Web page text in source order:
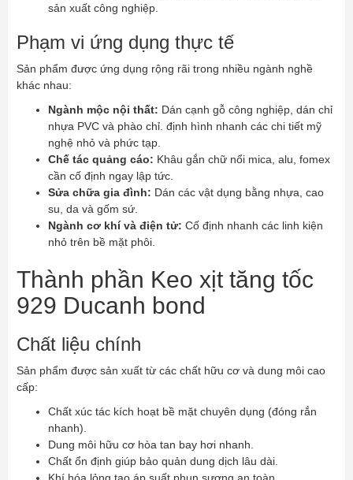
sản xuất công nghiệp.
Phạm vi ứng dụng thực tế
Sản phẩm được ứng dụng rộng rãi trong nhiều ngành nghề
khác nhau:
Ngành mộc nội thất: Dán cạnh gỗ công nghiệp, dán chỉ
nhựa PVC và phào chỉ. định hình nhanh các chi tiết mỹ
nghệ nhỏ và phức tạp.
Chế tác quảng cáo: Khâu gắn chữ nổi mica, alu, fomex
cần cố định ngay lập tức.
Sửa chữa gia đình: Dán các vật dụng bằng nhựa, cao
su, da và gốm sứ.
Ngành cơ khí và điện tử: Cố định nhanh các linh kiện
nhỏ trên bề mặt phôi.
Thành phần Keo xịt tăng tốc
929 Ducanh bond
Chất liệu chính
Sản phẩm được sản xuất từ các chất hữu cơ và dung môi cao
cấp:
Chất xúc tác kích hoạt bề mặt chuyên dụng (đóng rắn
nhanh).
Dung môi hữu cơ hòa tan bay hơi nhanh.
Chất ổn định giúp bảo quản dung dịch lâu dài.